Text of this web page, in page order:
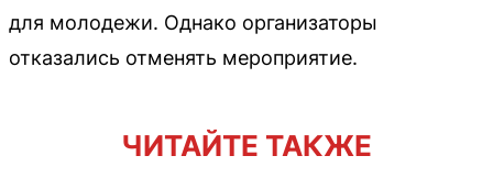
для молодежи. Однако организаторы
отказались отменять мероприятие.
ЧИТАЙТЕ ТАКЖЕ